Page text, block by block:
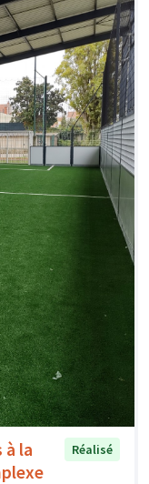
à la
Réalisé